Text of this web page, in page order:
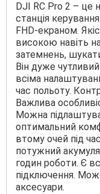
DJI RC Pro 2 – це
станція
FHD-екраном.
високою навіть
затемнень,
Він дуже
всіма
час польоту.
Важлива
Можна
оптимальний
втому очей під
потужний
годин роботи. Є
підключення.
аксесуари.